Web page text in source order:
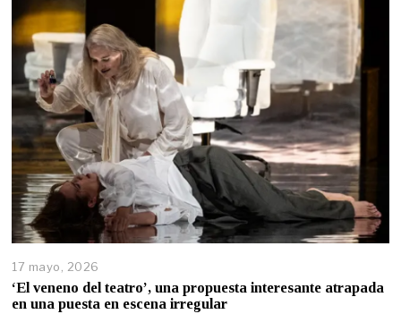
17 mayo, 2026
‘El veneno del teatro’, una propuesta interesante atrapada
en una puesta en escena irregular